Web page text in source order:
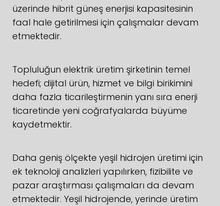
üzerinde hibrit güneş enerjisi kapasitesinin
faal hale getirilmesi için çalışmalar devam
etmektedir.
Topluluğun elektrik üretim şirketinin temel
hedefi; dijital ürün, hizmet ve bilgi birikimini
daha fazla ticarileştirmenin yanı sıra enerji
ticaretinde yeni coğrafyalarda büyüme
kaydetmektir.
Daha geniş ölçekte yeşil hidrojen üretimi için
ek teknoloji analizleri yapılırken, fizibilite ve
pazar araştırması çalışmaları da devam
etmektedir. Yeşil hidrojende, yerinde üretim